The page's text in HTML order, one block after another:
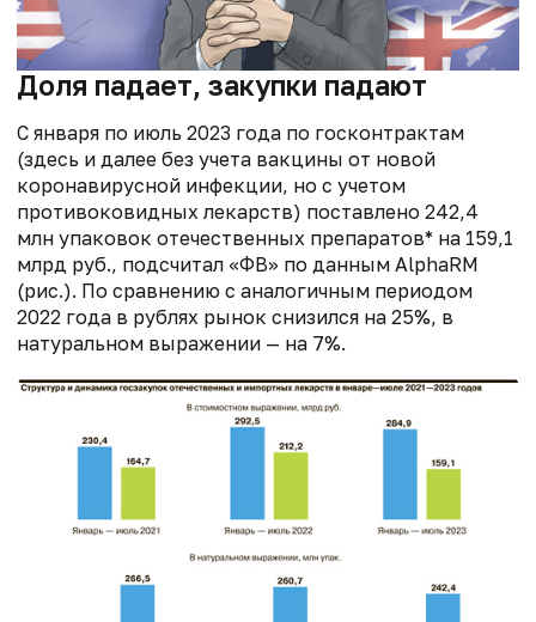
Доля падает, закупки падают
С января по июль 2023 года по госконтрактам
(здесь и далее без учета вакцины от новой
коронавирусной инфекции, но с учетом
противоковидных лекарств) поставлено 242,4
млн упаковок отечественных препаратов* на 159,1
млрд руб., подсчитал «ФВ» по данным AlphaRM
(рис.). По сравнению с аналогичным периодом
2022 года в рублях рынок снизился на 25%, в
натуральном выражении — на 7%.